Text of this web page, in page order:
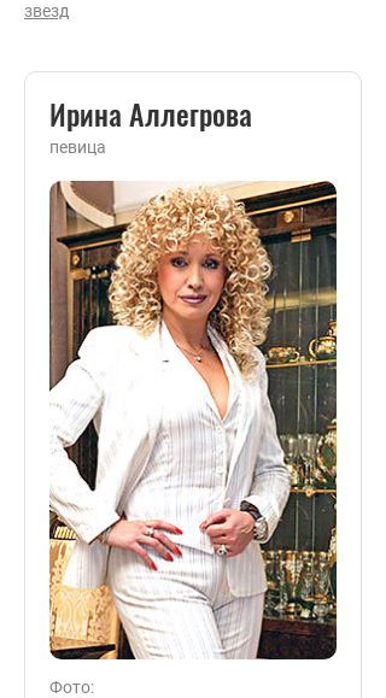
звезд
Ирина Аллегрова
певица
Фото: